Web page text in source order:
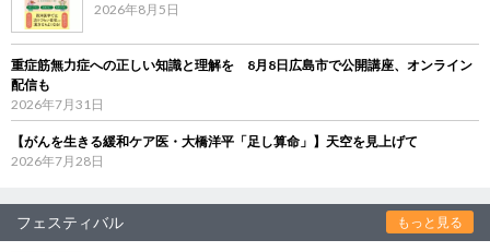
2026年8月5日
重症筋無力症への正しい知識と理解を 8月8日広島市で公開講座、オンライン
配信も
2026年7月31日
【がんを生きる緩和ケア医・大橋洋平「足し算命」】天空を見上げて
2026年7月28日
フェスティバル もっと見る